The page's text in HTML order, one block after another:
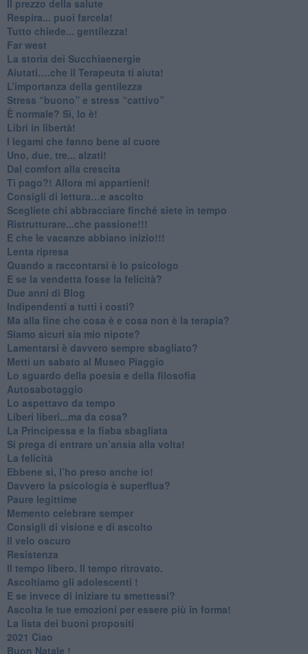
​Il prezzo della salute
​Respira... puoi farcela!
​Tutto chiede... gentilezza!
​Far west
​La storia dei Succhiaenergie
​Aiutati….che il Terapeuta ti aiuta!
​L’importanza della gentilezza
​Stress “buono” e stress “cattivo”
​È normale? Sì, lo è!
​Libri in libertà!
​I legami che fanno bene al cuore
Uno, due, tre... alzati!​
​Dal comfort alla crescita
​Ti pago?! Allora mi appartieni!​
​Consigli di lettura…e ascolto
​Scegliete chi abbracciare finché siete in tempo
​Ristrutturare...che passione!!!
​E che le vacanze abbiano inizio!!!
​Lenta ripresa
​Quando a raccontarsi è lo psicologo
​E se la vendetta fosse la felicità?
​Due anni di Blog
​Indipendenti a tutti i costi?
​Ma alla fine che cosa è e cosa non è la terapia?
​Siamo sicuri sia mio nipote?
​Lamentarsi è davvero sempre sbagliato?
​Metti un sabato al Museo Piaggio
​Lo sguardo della poesia e della filosofia
Autosabotaggio
​Lo aspettavo da tempo
​Liberi liberi...ma da cosa?
​La Principessa e la fiaba sbagliata
Si prega di entrare un’ansia alla volta!
​La felicità
​Ebbene sì, l’ho preso anche io!
​Davvero la psicologia è superflua?
Paure legittime
​Memento celebrare semper
​Consigli di visione e di ascolto
​Il velo oscuro
Resistenza
​Il tempo libero. Il tempo ritrovato.
Ascoltiamo gli adolescenti !
​E se invece di iniziare tu smettessi?
​Ascolta le tue emozioni per essere più in forma!
​La lista dei buoni propositi
2021 Ciao
Buon Natale !